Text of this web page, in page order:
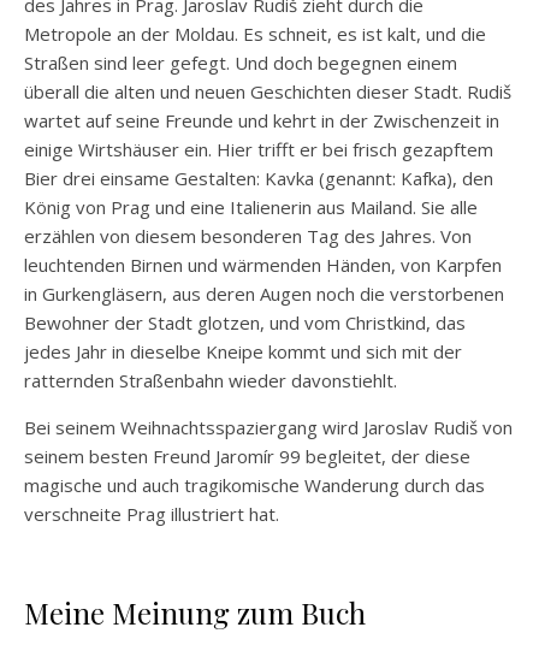
des Jahres in Prag. Jaroslav Rudiš zieht durch die
Metropole an der Moldau. Es schneit, es ist kalt, und die
Straßen sind leer gefegt. Und doch begegnen einem
überall die alten und neuen Geschichten dieser Stadt. Rudiš
wartet auf seine Freunde und kehrt in der Zwischenzeit in
einige Wirtshäuser ein. Hier trifft er bei frisch gezapftem
Bier drei einsame Gestalten: Kavka (genannt: Kafka), den
König von Prag und eine Italienerin aus Mailand. Sie alle
erzählen von diesem besonderen Tag des Jahres. Von
leuchtenden Birnen und wärmenden Händen, von Karpfen
in Gurkengläsern, aus deren Augen noch die verstorbenen
Bewohner der Stadt glotzen, und vom Christkind, das
jedes Jahr in dieselbe Kneipe kommt und sich mit der
ratternden Straßenbahn wieder davonstiehlt.
Bei seinem Weihnachtsspaziergang wird Jaroslav Rudiš von
seinem besten Freund Jaromír 99 begleitet, der diese
magische und auch tragikomische Wanderung durch das
verschneite Prag illustriert hat.
Meine Meinung zum Buch